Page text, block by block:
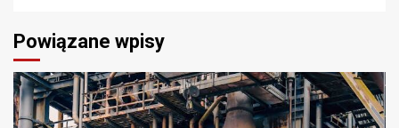
Powiązane wpisy